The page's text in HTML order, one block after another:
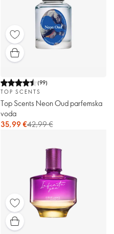
(99)
TOP SCENTS
Top Scents Neon Oud parfemska
voda
35,99 €42,99 €